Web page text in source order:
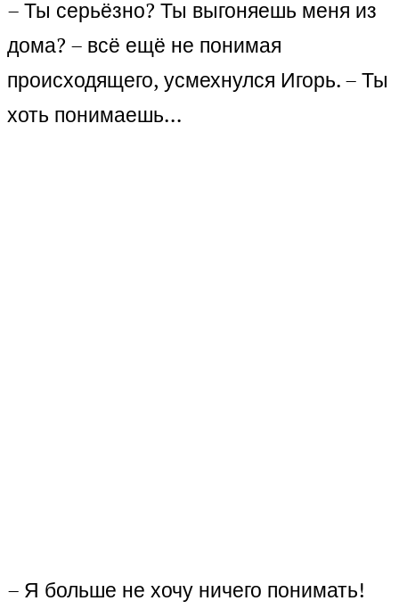
– Ты серьёзно? Ты выгоняешь меня из
дома? – всё ещё не понимая
происходящего, усмехнулся Игорь. – Ты
хоть понимаешь…
– Я больше не хочу ничего понимать!